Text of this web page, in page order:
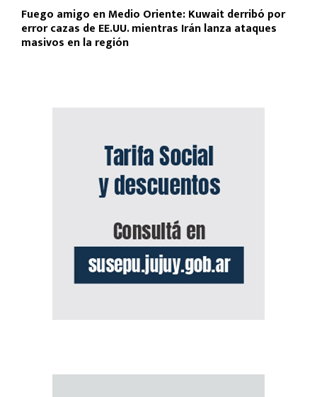
Fuego amigo en Medio Oriente: Kuwait derribó por
error cazas de EE.UU. mientras Irán lanza ataques
masivos en la región